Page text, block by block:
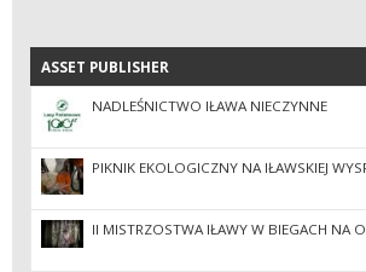
ASSET PUBLISHER
ASSET PUBLISHER
NADLEŚNICTWO IŁAWA NIECZYNNE
PIKNIK EKOLOGICZNY NA IŁAWSKIEJ
II MISTRZOSTWA IŁAWY W BIEGACH NA